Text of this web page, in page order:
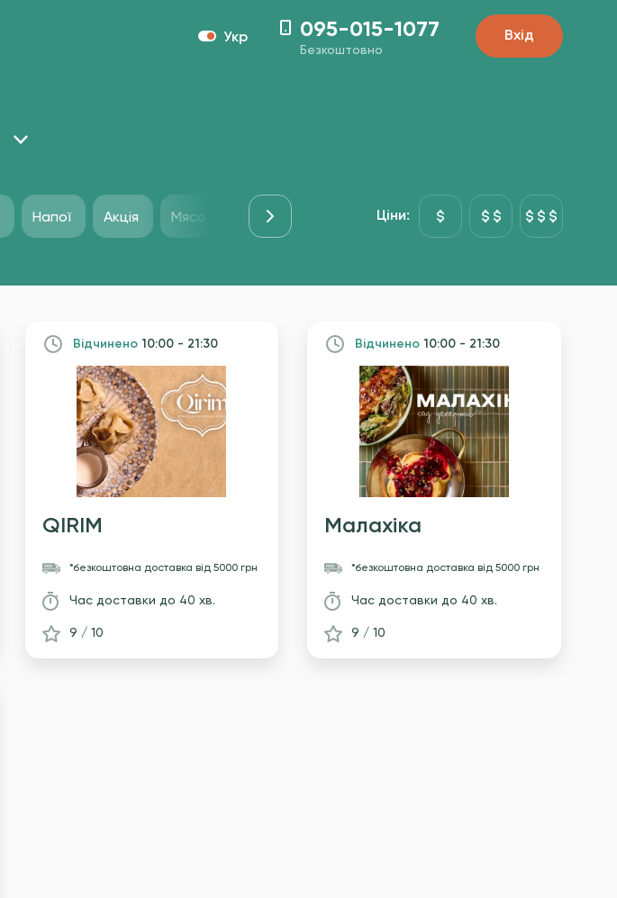
Укр 095-015-1077
Безкоштовно
Вхід
Напої Акція Мясо Основні страви Риба&Море Гарніри
Ціни:
Вiдчинено 10:00 - 21:30
QIRIM
*безкоштовна доставка вiд 5000 грн
Час доставки до 40 хв.
9 / 10
Вiдчинено 10:00 - 21:30
Малахіка
*безкоштовна доставка вiд 5000 грн
Час доставки до 40 хв.
9 / 10